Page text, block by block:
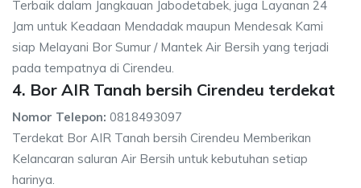
Terbaik dalam Jangkauan Jabodetabek, juga Layanan 24
Jam untuk Keadaan Mendadak maupun Mendesak Kami
siap Melayani Bor Sumur / Mantek Air Bersih yang terjadi
pada tempatnya di Cirendeu.
4. Bor AIR Tanah bersih Cirendeu terdekat
Nomor Telepon: 0818493097
Terdekat Bor AIR Tanah bersih Cirendeu Memberikan
Kelancaran saluran Air Bersih untuk kebutuhan setiap
harinya.